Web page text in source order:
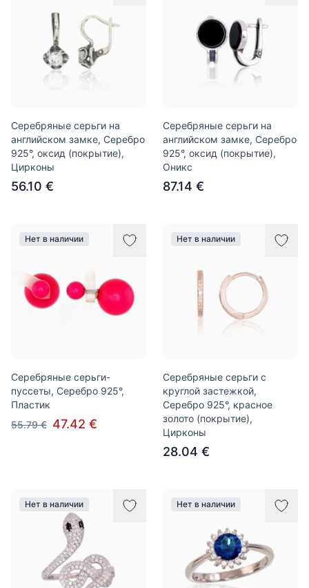
Серебряные серьги на
английском замке, Серебро
925°, оксид (покрытие),
Цирконы
56.10 €
Серебряные серьги на
английском замке, Серебро
925°, оксид (покрытие),
Оникс
87.14 €
Нет в наличии
Серебряные серьги-
пуссеты, Серебро 925°,
Пластик
55.79 € 47.42 €
Нет в наличии
Серебряные серьги с
круглой застежкой,
Серебро 925°, красное
золото (покрытие),
Цирконы
28.04 €
Нет в наличии Нет в наличии